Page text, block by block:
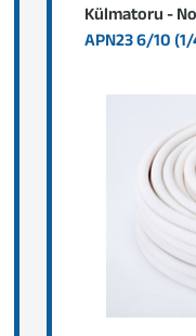
Külmatoru -
APN23 6/10